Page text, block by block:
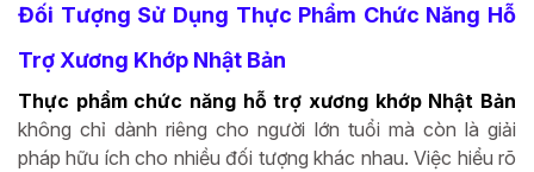
Đối Tượng Sử Dụng Thực Phẩm Chức Năng Hỗ
Trợ Xương Khớp Nhật Bản
Thực phẩm chức năng hỗ trợ xương khớp Nhật Bản
không chỉ dành riêng cho người lớn tuổi mà còn là giải
pháp hữu ích cho nhiều đối tượng khác nhau. Việc hiểu rõ